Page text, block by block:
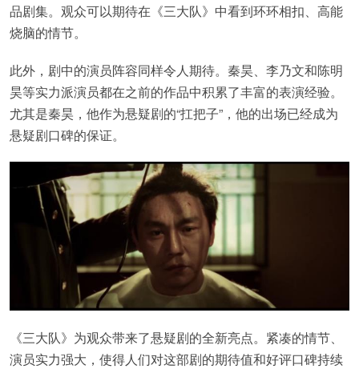
品剧集。观众可以期待在《三大队》中看到环环相扣、高能
烧脑的情节。
此外，剧中的演员阵容同样令人期待。秦昊、李乃文和陈明
昊等实力派演员都在之前的作品中积累了丰富的表演经验。
尤其是秦昊，他作为悬疑剧的“扛把子”，他的出场已经成为
悬疑剧口碑的保证。
《三大队》为观众带来了悬疑剧的全新亮点。紧凑的情节、
演员实力强大，使得人们对这部剧的期待值和好评口碑持续